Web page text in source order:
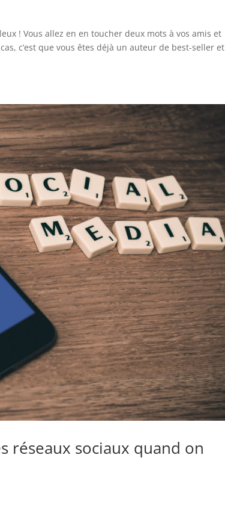
! Vous allez en en toucher deux mots à vos amis et
c’est que vous êtes déjà un auteur de best-seller et
réseaux sociaux quand on